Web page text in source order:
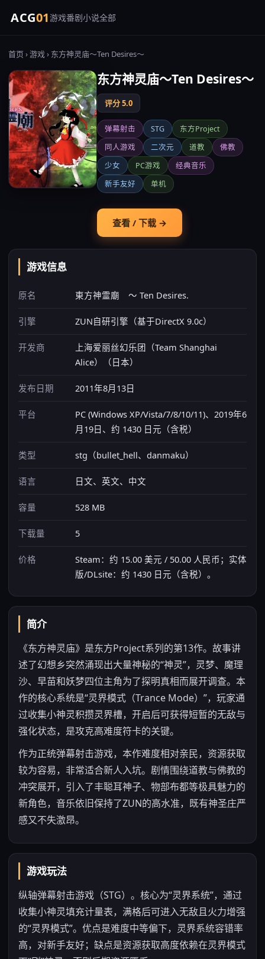
ACG01游戏番剧小说全部
首页 ›游戏› 东方神灵庙～Ten Desires～
东方神灵庙～Ten Desires～
评分 5.0
弹幕射击 STG
东方Project
同人游戏
二次元 道教
佛教
少女
PC游戏
经典音乐
新手友好
单机
查看 / 下载 →
游戏信息
原名 東方神霊廟 ～ Ten Desires.
引擎 ZUN自研引擎（基于DirectX 9.0c）
开发商
上海爱丽丝幻乐团（Team Shanghai
Alice）（日本）
发布日期 2011年8月13日
平台
PC (Windows XP/Vista/7/8/10/11)、2019年6
月19日、约 1430 日元（含税）
类型 stg（bullet_hell、danmaku）
语言 日文、英文、中文
容量 528 MB
下载量 5
价格
Steam：约 15.00 美元 / 50.00 人民币；实体
版/DLsite：约 1430 日元（含税）。
简介
《东方神灵庙》是东方Project系列的第13作。故事讲
述了幻想乡突然涌现出大量神秘的“神灵”，灵梦、魔理
沙、早苗和妖梦四位主角为了探明真相而展开调查。本
作的核心系统是“灵界模式（Trance Mode）”，玩家通
过收集小神灵积攒灵界槽，开启后可获得短暂的无敌与
强化状态，是攻克高难度符卡的关键。
作为正统弹幕射击游戏，本作难度相对亲民，资源获取
较为容易，非常适合新人入坑。剧情围绕道教与佛教的
冲突展开，引入了丰聪耳神子、物部布都等极具魅力的
新角色，音乐依旧保持了ZUN的高水准，既有神圣庄严
感又不失激昂。
游戏玩法
纵轴弹幕射击游戏（STG）。核心为“灵界系统”，通过
收集小神灵填充计量表，满格后可进入无敌且火力增强
的“灵界模式”。优点是难度中等偏下，灵界系统容错率
高，对新手友好；缺点是资源获取高度依赖在灵界模式